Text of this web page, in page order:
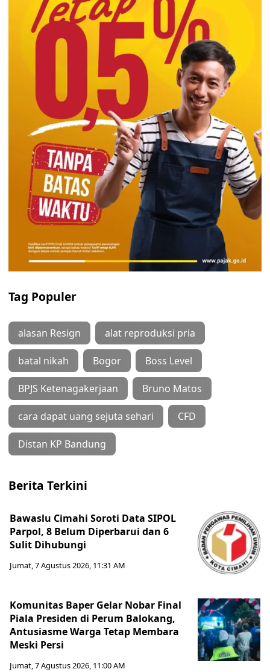
Tag Populer
alasan Resign alat reproduksi pria
batal nikah Bogor Boss Level
BPJS Ketenagakerjaan Bruno Matos
cara dapat uang sejuta sehari CFD
Distan KP Bandung
Berita Terkini
Bawaslu Cimahi Soroti Data SIPOL
Parpol, 8 Belum Diperbarui dan 6
Sulit Dihubungi
Jumat, 7 Agustus 2026, 11:31 AM
Komunitas Baper Gelar Nobar Final
Piala Presiden di Perum Balokang,
Antusiasme Warga Tetap Membara
Meski Persi
Jumat, 7 Agustus 2026, 11:00 AM